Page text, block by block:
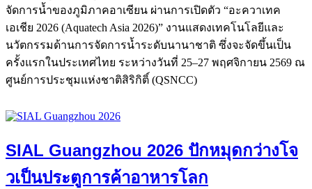
จัดการน้ำของภูมิภาคอาเซียน ผ่านการเปิดตัว “อะควาเทค
เอเชีย 2026 (Aquatech Asia 2026)” งานแสดงเทคโนโลยีและ
นวัตกรรมด้านการจัดการน้ำระดับนานาชาติ ซึ่งจะจัดขึ้นเป็น
ครั้งแรกในประเทศไทย ระหว่างวันที่ 25–27 พฤศจิกายน 2569 ณ
ศูนย์การประชุมแห่งชาติสิริกิติ์ (QSNCC)
SIAL Guangzhou 2026 ปักหมุดกว่างโจ
วเป็นประตูการค้าอาหารโลก